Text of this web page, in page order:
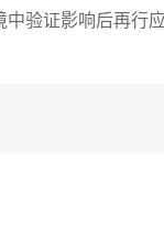
中验证影响后再行